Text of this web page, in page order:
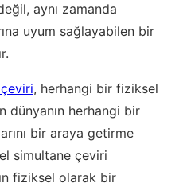
aynı zamanda
uyum sağlayabilen bir
, herhangi bir fiziksel
dünyanın herhangi bir
bir araya getirme
simultane çeviri
fiziksel olarak bir